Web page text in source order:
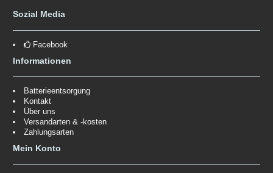
Sozial Media
Facebook
Informationen
Batterieentsorgung
Kontakt
Über uns
Versandarten & -kosten
Zahlungsarten
Mein Konto